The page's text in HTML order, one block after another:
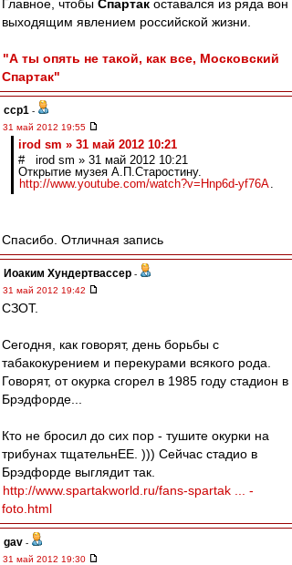
Главное, чтобы Спартак оставался из ряда вон
выходящим явлением российской жизни.
"А ты опять не такой, как все, Московский
Спартак"
ccp1 -
31 май 2012 19:55
irod sm » 31 май 2012 10:21
# irod sm » 31 май 2012 10:21
Открытие музея А.П.Старостину.
http://www.youtube.com/watch?v=Hnp6d-yf76A.
Спасибо. Отличная запись
Иоаким Хундертвассер -
31 май 2012 19:42
СЗОТ.
Сегодня, как говорят, день борьбы с
табакокурением и перекурами всякого рода.
Говорят, от окурка сгорел в 1985 году стадион в
Брэдфорде...
Кто не бросил до сих пор - тушите окурки на
трибунах тщательнЕЕ. ))) Сейчас стадио в
Брэдфорде выглядит так.
http://www.spartakworld.ru/fans-spartak ... -
foto.html
gav -
31 май 2012 19:30